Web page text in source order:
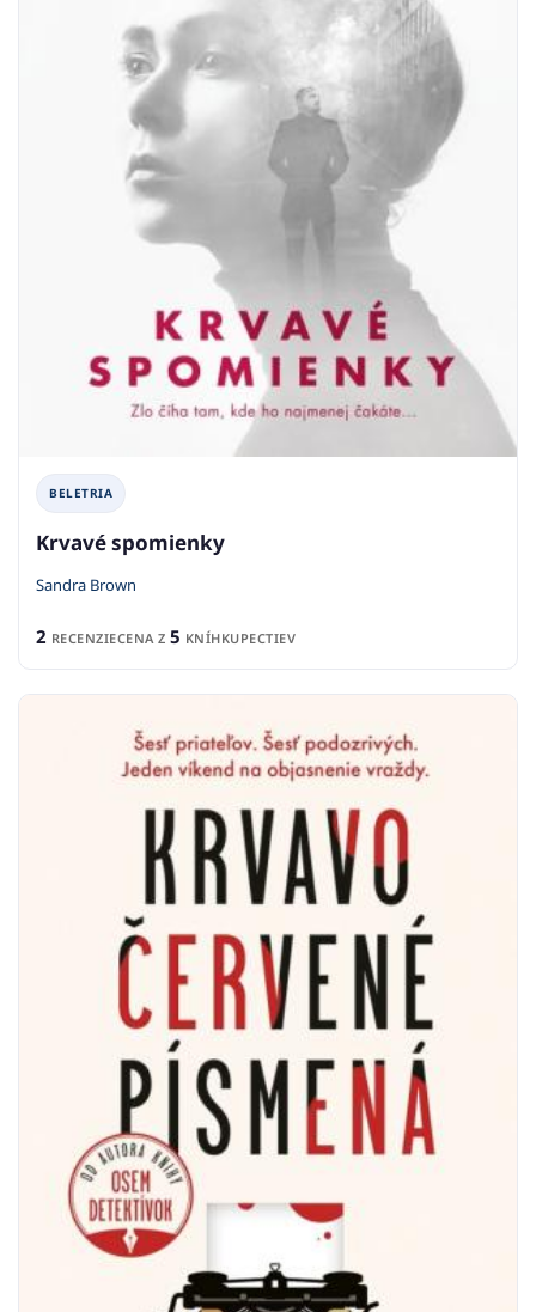
BELETRIA
Krvavé spomienky
Sandra Brown
2 RECENZIECENA Z 5 KNÍHKUPECTIEV